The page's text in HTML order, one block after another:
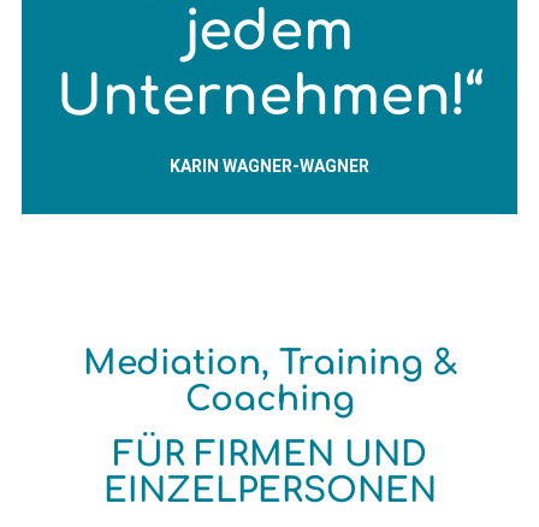
jedem
Unternehmen!“
KARIN WAGNER-WAGNER
Mediation, Training &
Coaching
FÜR FIRMEN UND
EINZELPERSONEN